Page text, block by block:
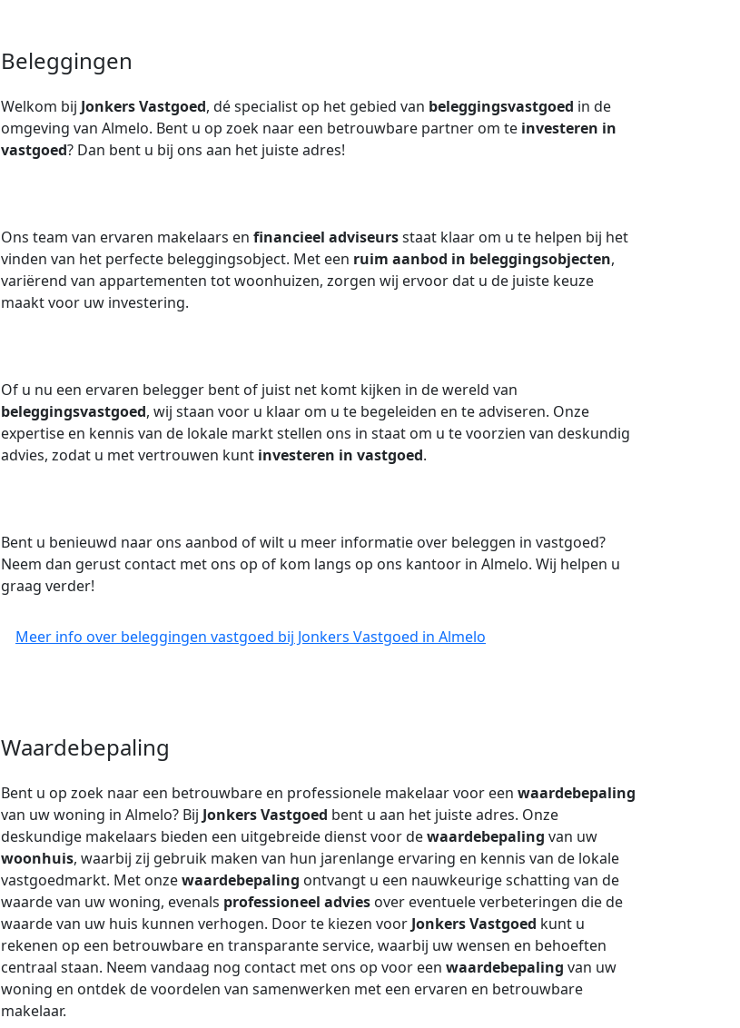
Beleggingen
Welkom bij Jonkers Vastgoed, dé specialist op het gebied van beleggingsvastgoed in de
omgeving van Almelo. Bent u op zoek naar een betrouwbare partner om te investeren in
vastgoed? Dan bent u bij ons aan het juiste adres!
Ons team van ervaren makelaars en financieel adviseursstaat klaar om u te helpen bij het
vinden van het perfecte beleggingsobject. Met een ruim aanbod in beleggingsobjecten,
variërend van appartementen tot woonhuizen, zorgen wij ervoor dat u de juiste keuze
maakt voor uw investering.
Of u nu een ervaren belegger bent of juist net komt kijken in de wereld van
beleggingsvastgoed, wij staan voor u klaar om u te begeleiden en te adviseren. Onze
expertise en kennis van de lokale markt stellen ons in staat om u te voorzien van deskundig
advies, zodat u met vertrouwen kunt investeren in vastgoed.
Bent u benieuwd naar ons aanbod of wilt u meer informatie over beleggen in vastgoed?
Neem dan gerust contact met ons op of kom langs op ons kantoor in Almelo. Wij helpen u
graag verder!
Meer info over beleggingen vastgoed bij Jonkers Vastgoed in Almelo
Waardebepaling
Bent u op zoek naar een betrouwbare en professionele makelaar voor een waardebepaling
van uw woning in Almelo? Bij Jonkers Vastgoed bent u aan het juiste adres. Onze
deskundige makelaars bieden een uitgebreide dienst voor dewaardebepaling van uw
woonhuis, waarbij zij gebruik maken van hun jarenlange ervaring en kennis van de lokale
vastgoedmarkt. Met onzewaardebepaling ontvangt u een nauwkeurige schatting van de
waarde van uw woning, evenals professioneel advies over eventuele verbeteringen die de
waarde van uw huis kunnen verhogen. Door te kiezen voor Jonkers Vastgoed kunt u
rekenen op een betrouwbare en transparante service, waarbij uw wensen en behoeften
centraal staan. Neem vandaag nog contact met ons op voor een waardebepaling van uw
woning en ontdek de voordelen van samenwerken met een ervaren en betrouwbare
makelaar.